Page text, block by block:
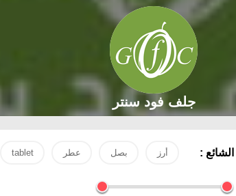
جلف فود سنتر
الشائع : أرز بصل عطر tablet